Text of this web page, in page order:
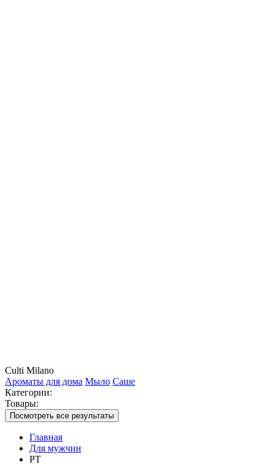
Culti Milano
Ароматы для дома Мыло Саше
Категории:
Товары:
Посмотреть все результаты
Главная
Для мужчин
PT